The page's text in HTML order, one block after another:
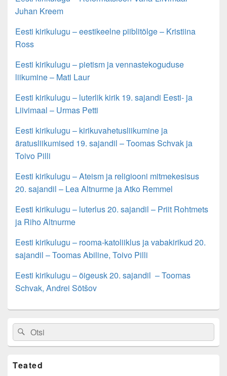
Juhan Kreem
Eesti kirikulugu – eestikeelne piiblitõlge – Kristiina
Ross
Eesti kirikulugu – pietism ja vennastekoguduse
liikumine – Mati Laur
Eesti kirikulugu – luterlik kirik 19. sajandi Eesti- ja
Liivimaal – Urmas Petti
Eesti kirikulugu – kirikuvahetusliikumine ja
äratusliikumised 19. sajandil – Toomas Schvak ja
Toivo Pilli
Eesti kirikulugu – Ateism ja religiooni mitmekesisus
20. sajandil – Lea Altnurme ja Atko Remmel
Eesti kirikulugu – luterlus 20. sajandil – Priit Rohtmets
ja Riho Altnurme
Eesti kirikulugu – rooma-katoliiklus ja vabakirikud 20.
sajandil – Toomas Abiline, Toivo Pilli
Eesti kirikulugu – õigeusk 20. sajandil – Toomas
Schvak, Andrei Sõtšov
Primary
Sidebar
Widget
Area
Search
for:
Search
Teated